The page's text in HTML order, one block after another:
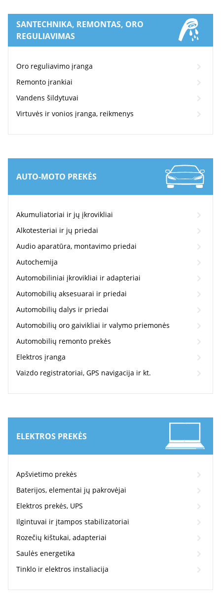
SANTECHNIKA, REMONTAS, ORO
REGULIAVIMAS
Oro reguliavimo įranga
Remonto įrankiai
Vandens šildytuvai
Virtuvės ir vonios įranga, reikmenys
AUTO-MOTO PREKĖS
Akumuliatoriai ir jų įkrovikliai
Alkotesteriai ir jų priedai
Audio aparatūra, montavimo priedai
Autochemija
Automobiliniai įkrovikliai ir adapteriai
Automobilių aksesuarai ir priedai
Automobilių dalys ir priedai
Automobilių oro gaivikliai ir valymo priemonės
Automobilių remonto prekės
Elektros įranga
Vaizdo registratoriai, GPS navigacija ir kt.
ELEKTROS PREKĖS
Apšvietimo prekės
Baterijos, elementai jų pakrovėjai
Elektros prekės, UPS
Ilgintuvai ir įtampos stabilizatoriai
Rozečių kištukai, adapteriai
Saulės energetika
Tinklo ir elektros instaliacija